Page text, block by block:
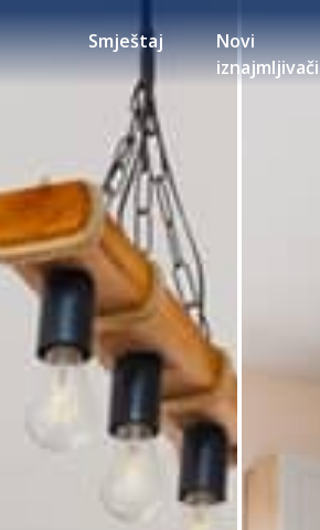
Smještaj
Novi
iznajmljivači